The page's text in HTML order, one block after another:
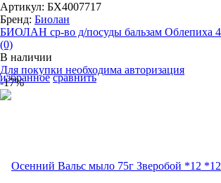
избранное сравнить
Артикул: БХ4007717
Бренд: Биолан
БИОЛАН ср-во д/посуды бальзам Облепиха
(0)
В наличии
Для покупки необходима авторизация
-17%